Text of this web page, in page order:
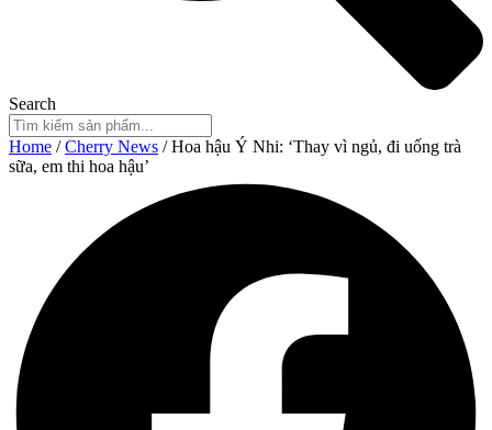
Search
Home /Cherry News / Hoa hậu Ý Nhi: ‘Thay vì ngủ, đi uống trà
sữa, em thi hoa hậu’